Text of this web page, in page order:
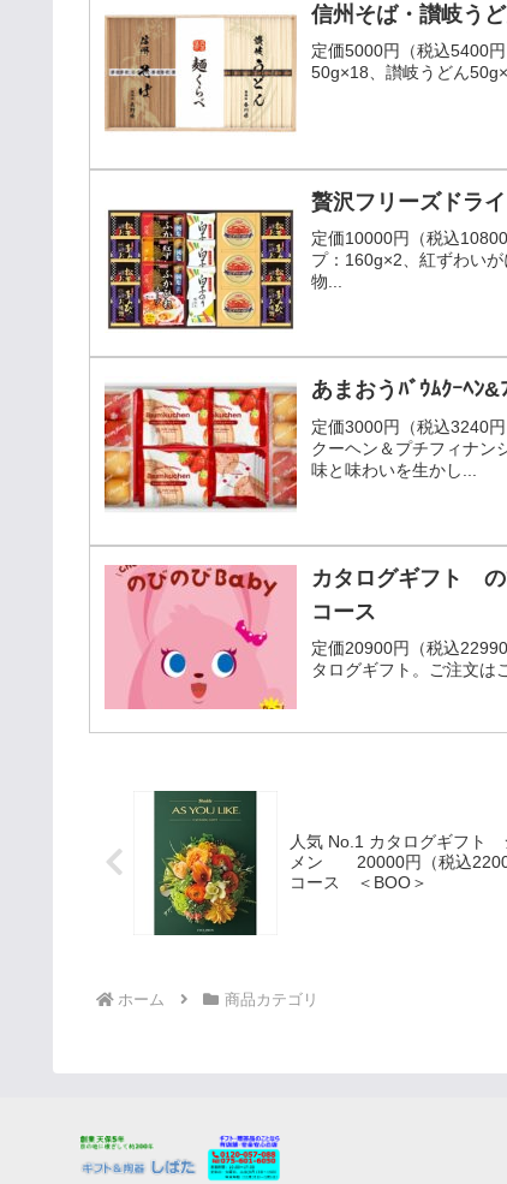
信州そば・讃岐う
定価5000円（税込5400
50g×18、讃岐うどん
贅沢フリーズドラ
定価10000円（税込
プ：160g×2、紅ずわい
物...
あまおうﾊﾞｳﾑｸｰﾍﾝ
定価3000円（税込3240
クーヘン＆プチフィナン
味と味わいを生かし...
カタログギフト
コース
定価20900円（税込
タログギフト。ご注文は
人気 No.1 カタログギフト
メン 20000円（税込
コース ＜BOO＞
ホーム 商品カテゴリ